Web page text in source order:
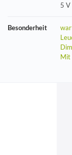
5 V
Besonderheit
Mit